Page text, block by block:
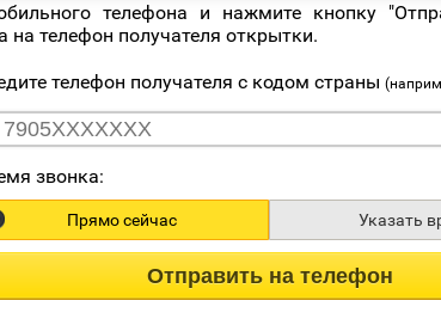
телефона и нажмите кнопку
на телефон получателя открытки.
телефон получателя с кодом страны
звонка:
Прямо сейчас Указать
Отправить на телефон